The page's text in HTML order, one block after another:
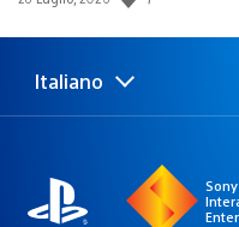
pubblicazione:
Seleziona
una
Regione
attuale:
Italiano
Sony